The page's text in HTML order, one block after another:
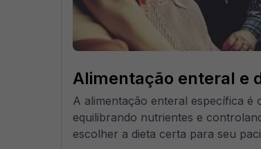
Alimentação enteral e
A alimentação enteral específica é
equilibrando nutrientes e
escolher a dieta certa para seu